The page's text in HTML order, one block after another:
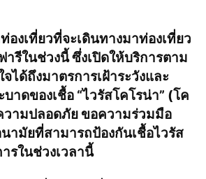
งเที่ยวที่จะเดินทางมาท่องเที่ยว
ารีในช่วงนี้ ซึ่งเปิดให้บริการตาม
ได้ถึงมาตรการเฝ้าระวังและ
าดของเชื้อ “ไวรัสโคโรน่า” (โค
วามปลอดภัย ขอความร่วมมือ
ามัยที่สามารถป้องกันเชื้อไวรัส
รในช่วงเวลานี้